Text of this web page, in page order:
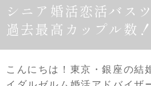
シニア婚活恋活バス
過去最高カップル数！
こんにちは！東京・銀座の結